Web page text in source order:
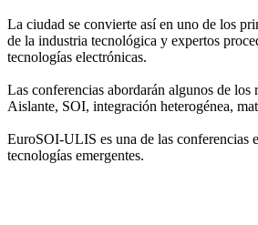
La ciudad se convierte así en uno de los
de la industria tecnológica y expertos
tecnologías electrónicas.
Las conferencias abordarán algunos de
Aislante, SOI, integración heterogénea,
EuroSOI-ULIS es una de las conferencias
tecnologías emergentes.